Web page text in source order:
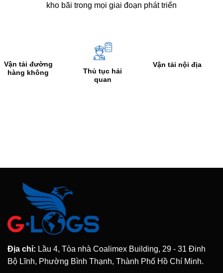
kho bãi trong mọi giai đoạn phát triển
Thủ tục hải
Vận tải nội địa
Gom hàng
Địa chỉ: Lầu 4, Tòa nhà Coalimex Building, 29 - 31 Đinh
Bộ Lĩnh, Phường Bình Thạnh, Thành Phố Hồ Chí Minh.